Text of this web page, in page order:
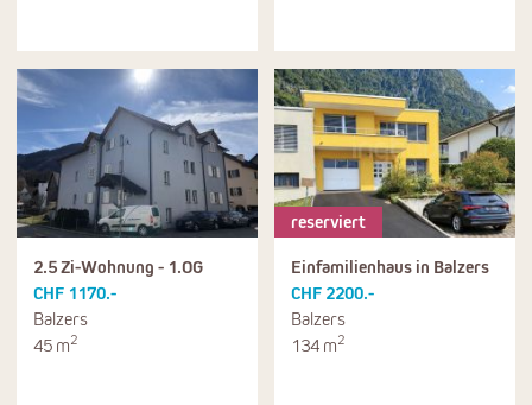
2.5 Zi-Wohnung - 1.OG
CHF 1170.-
Balzers
45 m2
reserviert
Einfamilienhaus in Balzers
CHF 2200.-
Balzers
134 m2